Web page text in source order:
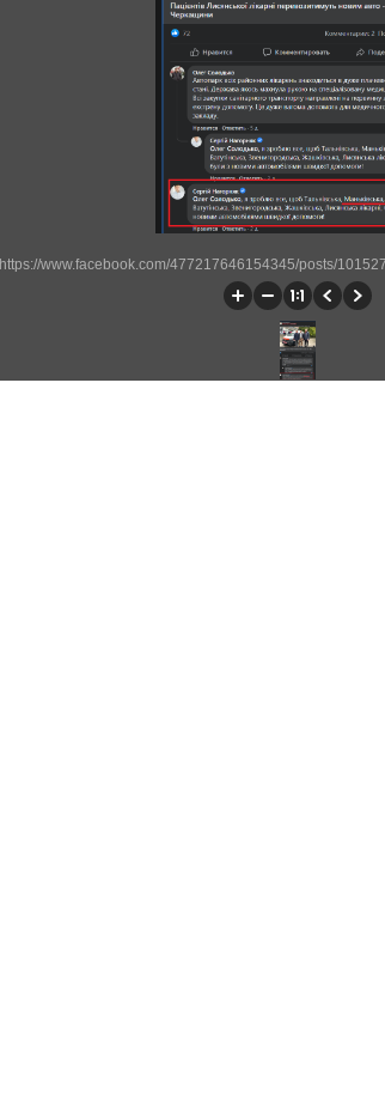
https://www.facebook.com/477217646154345/posts/